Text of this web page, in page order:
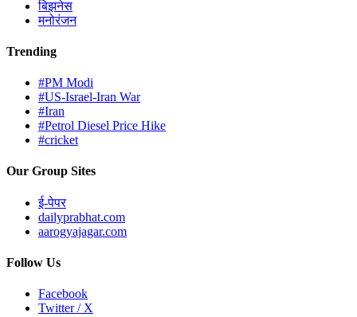
बिझनेस
मनोरंजन
Trending
#PM Modi
#US-Israel-Iran War
#Iran
#Petrol Diesel Price Hike
#cricket
Our Group Sites
ई-पेपर
dailyprabhat.com
aarogyajagar.com
Follow Us
Facebook
Twitter / X